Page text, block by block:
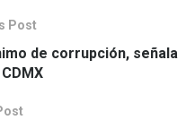
Post
de corrupción, señala